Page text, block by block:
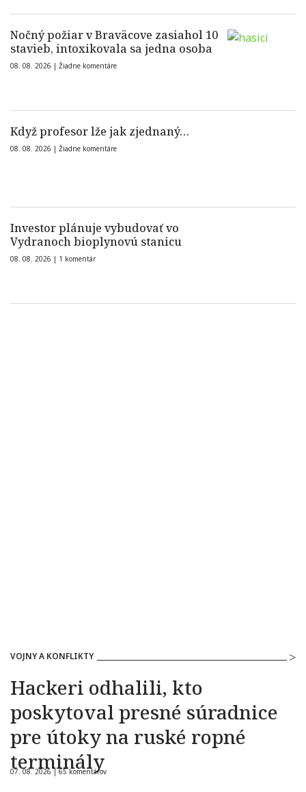
Nočný požiar v Braväcove zasiahol 10
stavieb, intoxikovala sa jedna osoba
08. 08. 2026 | Žiadne komentáre
Když profesor lže jak zjednaný…
08. 08. 2026 | Žiadne komentáre
Investor plánuje vybudovať vo
Vydranoch bioplynovú stanicu
08. 08. 2026 | 1 komentár
VOJNY A KONFLIKTY
Hackeri odhalili, kto
poskytoval presné súradnice
pre útoky na ruské ropné
terminály
07. 08. 2026 |65 komentárov